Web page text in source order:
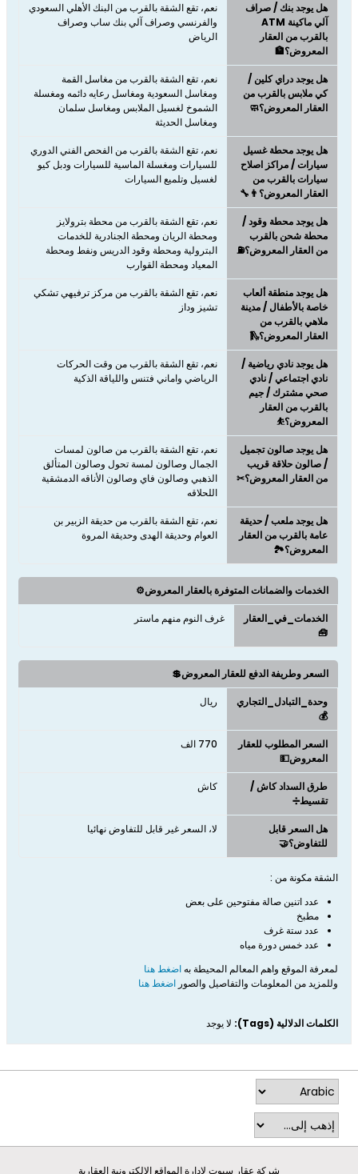
هل يوجد بنك / صراف
آلي ماكينة ATM
بالقرب من العقار
المعروض؟🏦
نعم، تقع الشقة بالقرب من البنك الأهلي السعودي
والفرنسي و‏صراف آلي بنك ساب وصراف
الرياض
هل يوجد دراي كلين /
كي ملابس بالقرب من
العقار المعروض؟🧼
نعم، تقع الشقة بالقرب من مغاسل القمة
ومغاسل السعودية ومغاسل رعايه دائمه ومغسلة
الشموخ لغسيل الملابس ومغاسل سلمان
ومغاسل الحديثة
هل يوجد محطة غسيل
سيارات / مراكز اصلاح
سيارات بالقرب من
العقار المعروض؟👨‍🔧
نعم، تقع الشقة بالقرب من الفحص الفني الدوري
للسيارات ومغسلة الماسية للسيارات ودبل كيو
لغسيل وتلميع السيارات
هل يوجد محطة وقود /
محطة شحن بالقرب
من العقار المعروض؟⛽
نعم، تقع الشقة بالقرب من محطة بترولايز
ومحطة الريان ومحطة الجنادرية للخدمات
البترولية ومحطة وقود الدريس ونفط ومحطة
المعياد ومحطة القوارب
هل يوجد منطقة ألعاب
خاصة بالأطفال / مدينة
ملاهي بالقرب من
العقار المعروض؟🛝
نعم، تقع الشقة بالقرب من مركز ترفيهي تشكي
تشيز وداز
هل يوجد نادي رياضية /
نادي اجتماعي / نادي
صحي مشترك / جيم
بالقرب من العقار
المعروض؟⛹
نعم، تقع الشقة بالقرب من وقت الحركات
الرياضي واماني فتنس واللياقة الذكية
هل يوجد صالون تجميل
/ صالون حلاقة قريب
من العقار المعروض؟✂
نعم، تقع الشقة بالقرب من صالون لمسات
الجمال وصالون لمسة تحول وصالون المتألق
الذهبي وصالون فاي وصالون الأناقه الدمشقية
اللحلاقه
هل يوجد ملعب / حديقة
عامة بالقرب من العقار
المعروض؟🏞️
نعم، تقع الشقة بالقرب من حديقة الزبير بن
العوام وحديقة الهدى وحديقة المروة
الخدمات والضمانات المتوفرة بالعقار المعروض⚙️
الخدمات_في_العقار
🧰
غرف النوم منهم ماستر
السعر وطريفة الدفع للعقار المعروض💲
وحدة_التبادل_التجاري
💰
ريال
السعر المطلوب للعقار
المعروض💵
770 الف
طرق السداد كاش /
تقسيط➗
كاش
هل السعر قابل
للتفاوض؟🤝
لا، السعر غير قابل للتفاوض نهائيا
الشقة مكونة من :
عدد اتنين صالة مفتوحين على بعض
مطبخ
عدد ستة غرف
عدد خمس دورة مياه
لمعرفة الموقع واهم المعالم المحيطة بهاضغط هنا
وللمزيد من المعلومات والتفاصيل والصور اضغط هنا
الكلمات الدلالية (Tags): لا يوجد
شركة عقار سبوت لادارة المواقع الالكترونية العقارية